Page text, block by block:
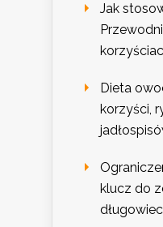
Jak
Dieta
korzyści,
klucz do